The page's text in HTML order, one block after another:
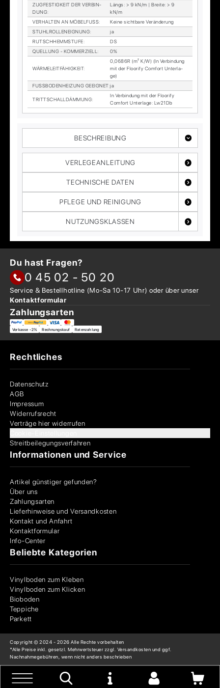
ZUG­FES­TIG­KEIT DER VER­BIN­
DUNG:
Längs: > 9 kN/m | Brei­te: > 9
kN/m
VER­HAL­TEN AN MÖ­BEL­FUSS:
Kei­ne sicht­ba­re Ver­än­de­rung
STUHL­ROL­LEN­EIG­NUNG:
ja
RUTSCH­HEMM­STU­FE:
DS
QUEL­LUNG - KOM­MER­ZI­ELL: 0%
WÄR­ME­LEIT­FÄ­HIG­KEIT:
0,0686R (m² K/W) (In Ver­bin­dung
mit der Floo­ri­fy Com­fort Un­ter­la­
ge)
FUSS­BO­DEN­HEI­ZUNG GE­EIG­NET:ja
TRITT­SCHALL­DÄM­MUNG:
In Ver­bin­dung mit der Floo­ri­fy
Com­fort Un­ter­la­ge: Lw21Db
BESCHREIBUNG
VERLEGEANLEITUNG
TECHNISCHE DATEN
PFLEGE UND REINIGUNG
NUTZUNGSKLASSEN
Du hast Fragen?
0 45 02 - 50 20
Service & Bestellhotline (Mo-Sa 10-17 Uhr) oder überunser
Kontaktformular
Zahlungsarten
Vorkasse -2% Rechnungskauf Ratenzahlung
Rechtliches
Datenschutz
AGB
Impressum
Widerrufsrecht
Verträge hier widerrufen
Streitbeilegungsverfahren
Informationen und Service
Artikel günstiger gefunden?
Über uns
Zahlungsarten
Lieferhinweise und Versandkosten
Kontakt und Anfahrt
Kontaktformular
Info-Center
Beliebte Kategorien
Vinylboden zum Kleben
Vinylboden zum Klicken
Bioboden
Teppiche
Parkett
Copyright © 2024 - 2026 Alle Rechte vorbehalten
*Alle Preise inkl. gesetzl. Mehrwertsteuer zzgl. Versandkosten und ggf.
Nachnahmegebühren, wenn nicht anders beschrieben